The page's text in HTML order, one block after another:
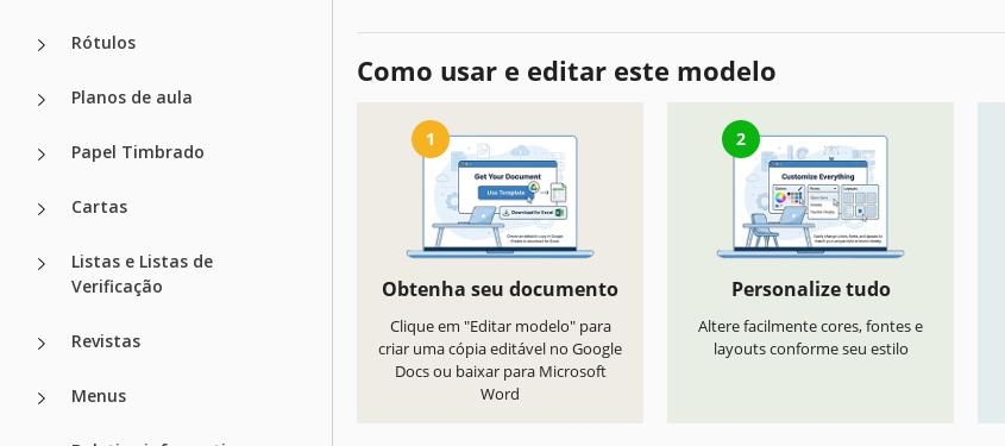
Rótulos
Planos de aula
Papel Timbrado
Cartas
Listas e Listas de
Verificação
Revistas
Menus
Como usar e editar este modelo
1
Obtenha seu documento
Clique em "Editar modelo" para
criar uma cópia editável no Google
Docs ou baixar para Microsoft
Word
2
Personalize tudo
Altere facilmente cores, fontes e
layouts conforme seu estilo